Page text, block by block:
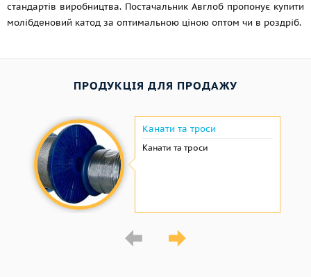
стандартів виробництва. Постачальник Авглоб пропонує купити
молібденовий катод за оптимальною ціною оптом чи в роздріб.
ПРОДУКЦІЯ ДЛЯ ПРОДАЖУ
Канати та троси
Канати та троси